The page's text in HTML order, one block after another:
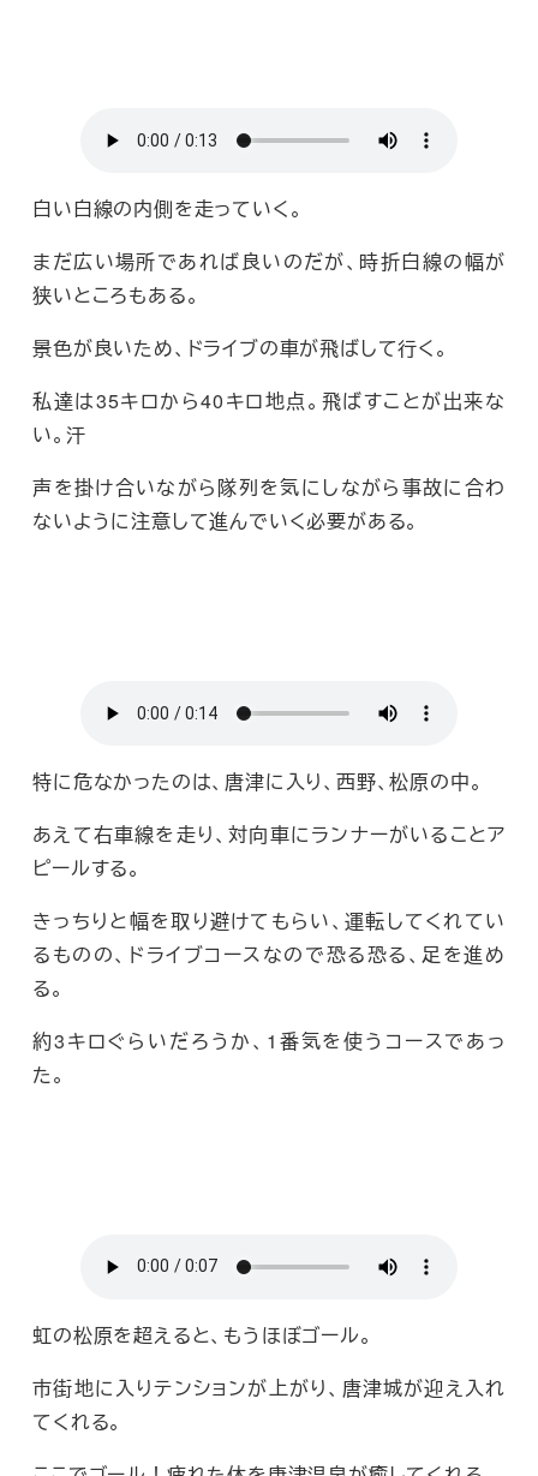
白い白線の内側を走っていく。
まだ広い場所であれば良いのだが、時折白線の幅が
狭いところもある。
景色が良いため、ドライブの車が飛ばして行く。
私達は35キロから40キロ地点。飛ばすことが出来な
い。汗
声を掛け合いながら隊列を気にしながら事故に合わ
ないように注意して進んでいく必要がある。
特に危なかったのは、唐津に入り、西野、松原の中。
あえて右車線を走り、対向車にランナーがいることア
ピールする。
きっちりと幅を取り避けてもらい、運転してくれてい
るものの、ドライブコースなので恐る恐る、足を進め
る。
約3キロぐらいだろうか、1番気を使うコースであっ
た。
虹の松原を超えると、もうほぼゴール。
市街地に入りテンションが上がり、唐津城が迎え入れ
てくれる。